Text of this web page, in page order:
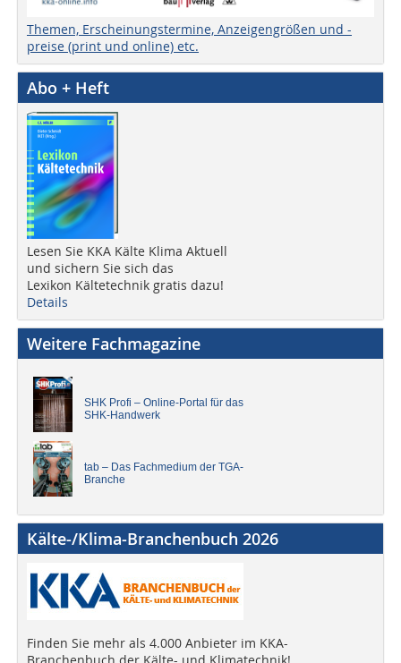
Themen, Erscheinungstermine, Anzeigengrößen und -
preise (print und online) etc.
Abo + Heft
Lesen Sie KKA Kälte Klima Aktuell
und sichern Sie sich das
Lexikon Kältetechnik gratis dazu!
Details
Weitere Fachmagazine
SHK Profi – Online-Portal für das
SHK-Handwerk
tab – Das Fachmedium der TGA-
Branche
Kälte-/Klima-Branchenbuch 2026
Finden Sie mehr als 4.000 Anbieter im KKA-